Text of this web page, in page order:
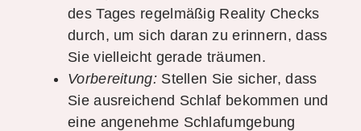
des Tages regelmäßig Reality Checks
durch, um sich daran zu erinnern, dass
Sie vielleicht gerade träumen.
Vorbereitung:Stellen Sie sicher, dass
Sie ausreichend Schlaf bekommen und
eine angenehme Schlafumgebung